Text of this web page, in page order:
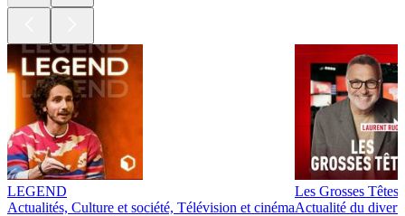
LEGEND
Actualités, Culture et société, Télévision et cinéma
Les Grosses Têtes
Actualité du